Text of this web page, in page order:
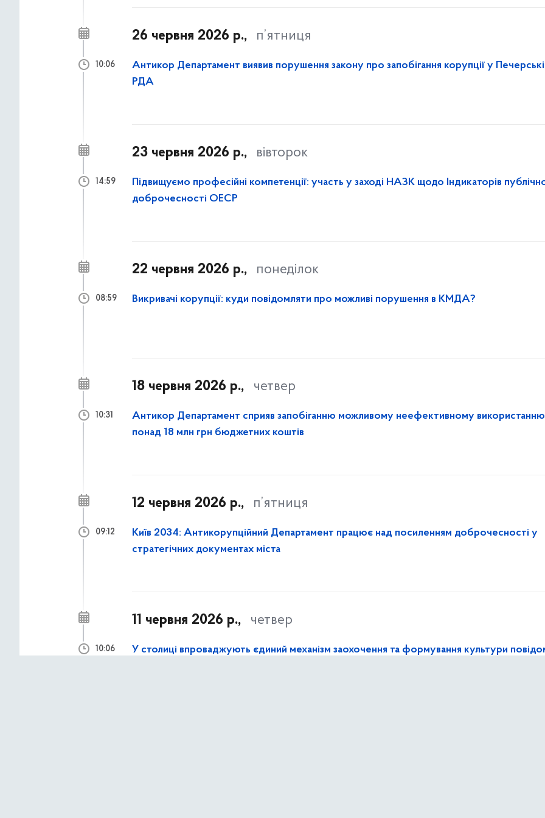
26 червня 2026 р., п’ятниця
Антикор Департамент виявив порушення закону про запобігання корупції у
РДА
10:06
23 червня 2026 р., вівторок
Підвищуємо професійні компетенції: участь у заході НАЗК щодо Індикаторів
доброчесності ОЕСР
14:59
22 червня 2026 р., понеділок
Викривачі корупції: куди повідомляти про можливі порушення в КМДА?
08:59
18 червня 2026 р., четвер
Антикор Департамент сприяв запобіганню можливому неефективному використанню
понад 18 млн грн бюджетних коштів
10:31
12 червня 2026 р., п’ятниця
Київ 2034: Антикорупційний Департамент працює над посиленням доброчесності у
стратегічних документах міста
09:12
11 червня 2026 р., четвер
У столиці впроваджують єдиний механізм заохочення та формування культури
10:06